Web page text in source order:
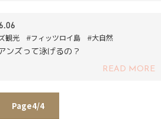
観光 #フィッツロイ島 #大自然
ンズって泳げるの？
READ MORE
Page4/4